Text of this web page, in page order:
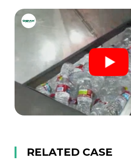
RELATED CASE